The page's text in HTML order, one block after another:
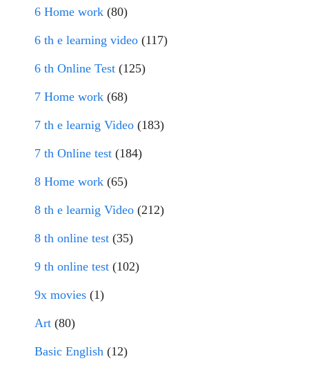
6 Home work (80)
6 th e learning video (117)
6 th Online Test (125)
7 Home work (68)
7 th e learnig Video (183)
7 th Online test (184)
8 Home work (65)
8 th e learnig Video (212)
8 th online test (35)
9 th online test (102)
9x movies (1)
Art (80)
Basic English (12)